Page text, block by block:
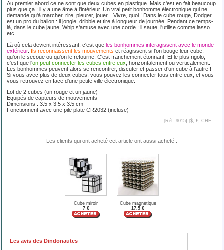
Au premier abord ce ne sont que deux cubes en plastique. Mais c'est en fait beaucoup
plus que ça : il y a une âme à l'intérieur. Un vrai petit bonhomme électronique qui ne
demande qu'à marcher, rire, pleurer, jouer... Vivre, quoi ! Dans le cube rouge, Dodger
est un pro du ballon : il jongle, dribble et tire à longueur de journée. Pendant ce temps-
là, dans le cube jaune, Whip s'amuse avec une corde : il saute, l'utilise comme lasso
etc...
Là où cela devient intéressant, c'est que les bonhommes interagissent avec le monde
extérieur. Ils reconnaissent les mouvements et réagissent si l'on bouge leur cube,
qu'on le secoue ou qu'on le retourne. C'est franchement étonnant. Et le plus rigolo,
c'est que l'on peut connecter les cubes entre eux , horizontalement ou verticalement.
Les bonhommes peuvent alors se rencontrer, discuter et passer d'un cube à l'autre !
Si vous avec plus de deux cubes, vous pouvez les connecter tous entre eux, et vous
vous retrouvez en face d'une petite ville électronique.
Lot de 2 cubes (un rouge et un jaune)
Equipés de capteurs de mouvements
Dimensions : 3.5 x 3.5 x 3.5 cm
Fonctionnent avec une pile plate CR2032 (incluse)
[Réf. 9015] [$, £, CHF... ]
Les clients qui ont acheté cet article ont aussi acheté :
Cube miroir
7 €
Cube magnétique
17.5 €
Les avis des Dindonautes